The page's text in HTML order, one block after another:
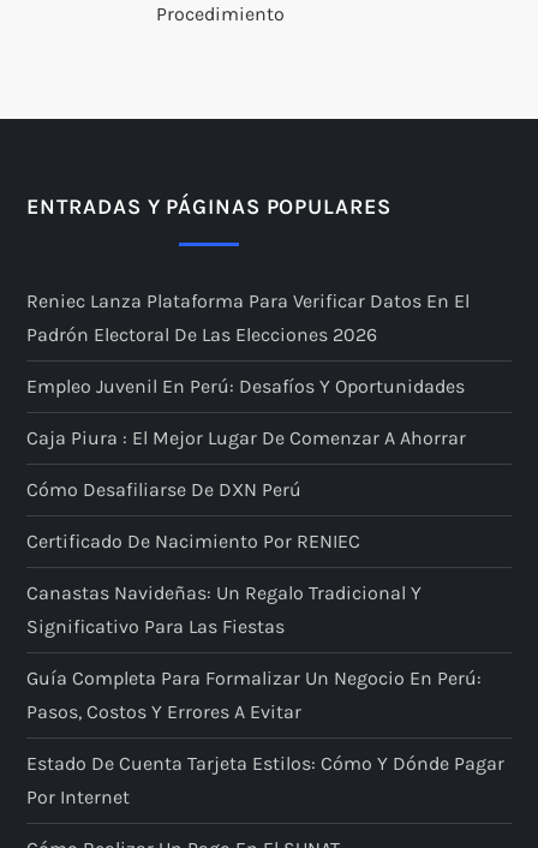
Procedimiento
ENTRADAS Y PÁGINAS POPULARES
Reniec Lanza Plataforma Para Verificar Datos En El
Padrón Electoral De Las Elecciones 2026
Empleo Juvenil En Perú: Desafíos Y Oportunidades
Caja Piura : El Mejor Lugar De Comenzar A Ahorrar
Cómo Desafiliarse De DXN Perú
Certificado De Nacimiento Por RENIEC
Canastas Navideñas: Un Regalo Tradicional Y
Significativo Para Las Fiestas
Guía Completa Para Formalizar Un Negocio En Perú:
Pasos, Costos Y Errores A Evitar
Estado De Cuenta Tarjeta Estilos: Cómo Y Dónde Pagar
Por Internet